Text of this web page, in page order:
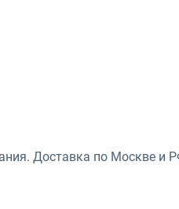
Доставка по Москве и